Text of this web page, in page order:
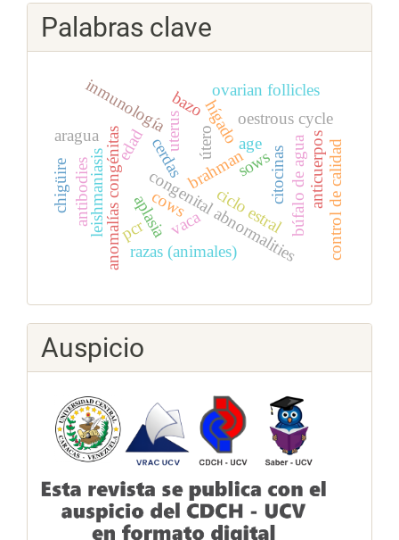
Palabras clave
cerdas útero
aplasia
anomalías congénitas sows
uterus
congenital abnormalities
leishmaniasis
hígado
bazo
citocinas
inmunología
vaca
razas (animales)
brahman
ciclo estral
edad
aragua
cows
oestrous cycle
ovarian follicles
age
pcr búfalo de aguaanticuerposcontrol de calidad
antibodies
chigüire
Auspicio